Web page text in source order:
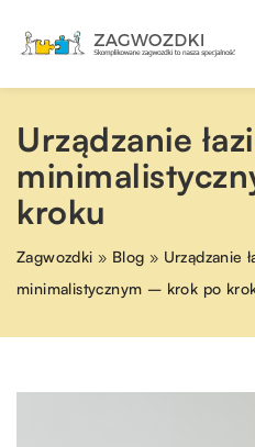
Urządzanie
kroku
Zagwozdki » Blog » Urządzanie
minimalistycznym – krok po